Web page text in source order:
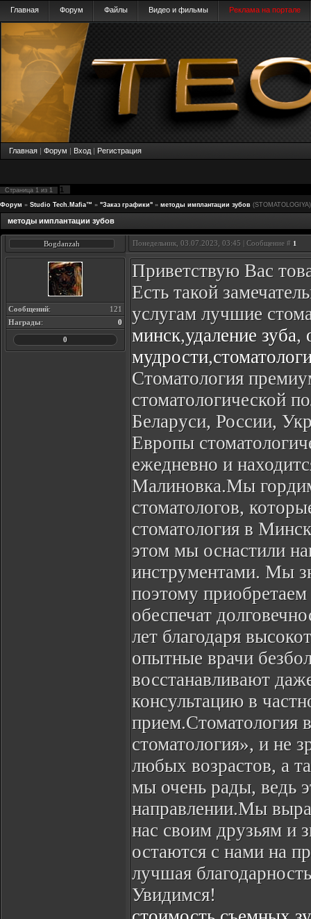
Главная Форум Файлы Видео и фильмы Реклама на портале
Главная | Форум | Вход | Регистрация
Страница 1 из 1 1
Форум » Studio Tech.Mafia™ » "Заказ графики" » методы имплантации зубов (STOMATOLOGIYA)
методы имплантации зубов
Bogdanzah Понедельник, 03.07.2023, 03:45 | Сообщение # 1
Сообщений:
121
Награды: 0
0
Приветствую Вас
Есть такой
услугам лучшие
минск,удаление зуба,
мудрости,
Стоматология
стоматологической
Беларуси, России,
Европы
ежедневно и
Малиновка.Мы
стоматологов,
стоматология в
этом мы оснастили
инструментами. Мы
поэтому
обеспечат
лет благодаря
опытные врачи
восстанавливают
консультацию в
прием.Стоматология
стоматология», и не
любых возрастов, а
мы очень рады, ведь
направлении.Мы
нас своим друзьям и
остаются с нами на
лучшая
Увидимся!